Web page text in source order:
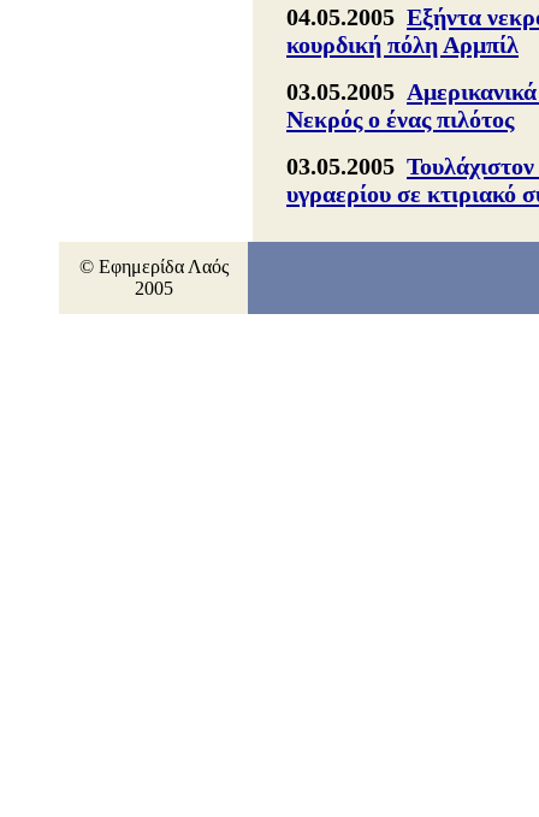
04.05.2005 Εξήντα
κουρδική πόλη Αρμπίλ
03.05.2005
Νεκρός ο ένας πιλότος
03.05.2005
υγραερίου σε κτιριακό
© Εφημερίδα Λαός
2005